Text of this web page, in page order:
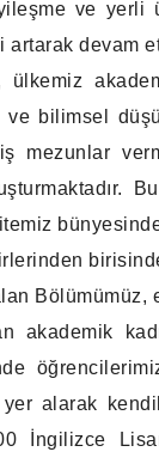
ve
devam
ülkemiz
ve bilimsel
mezunlar
Bölümümüz,
akademik
alarak
İngilizce